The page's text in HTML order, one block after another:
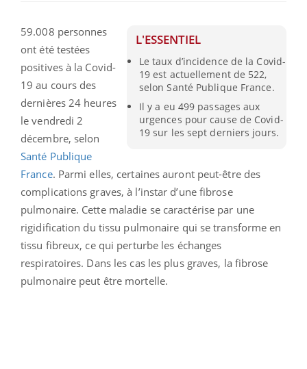
L'ESSENTIEL
Le taux d’incidence de la Covid-
19 est actuellement de 522,
selon Santé Publique France.
Il y a eu 499 passages aux
urgences pour cause de Covid-
19 sur les sept derniers jours.
59.008 personnes
ont été testées
positives à la Covid-
19 au cours des
dernières 24 heures
le vendredi 2
décembre, selon
Santé Publique
France. Parmi elles, certaines auront peut-être des
complications graves, à l’instar d’une fibrose
pulmonaire. Cette maladie se caractérise par une
rigidification du tissu pulmonaire qui se transforme en
tissu fibreux, ce qui perturbe les échanges
respiratoires. Dans les cas les plus graves, la fibrose
pulmonaire peut être mortelle.